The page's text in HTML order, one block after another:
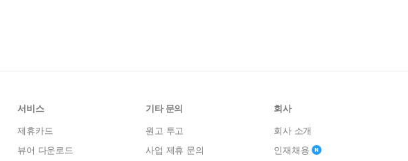
서비스
제휴카드
뷰어 다운로드
기타 문의
원고 투고
사업 제휴 문의
회사
회사 소개
인재채용